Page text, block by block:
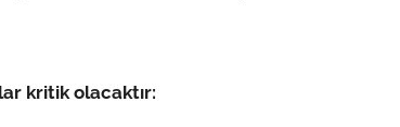
kritik olacaktır: